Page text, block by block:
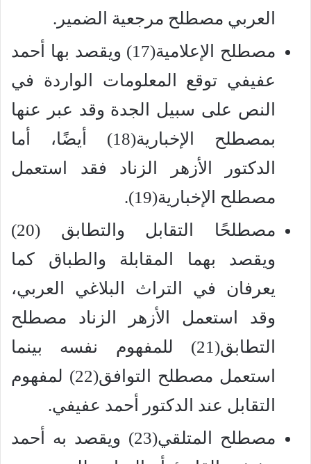
العربي مصطلح مرجعية الضمير.
مصطلح الإعلامية(17) ويقصد بها أحمد
عفيفي توقع المعلومات الواردة في
النص على سبيل الجدة وقد عبر عنها
بمصطلح الإخبارية(18) أيضًا، أما
الدكتور الأزهر الزناد فقد استعمل
مصطلح الإخبارية(19).
مصطلحًا التقابل والتطابق (20)
ويقصد بهما المقابلة والطباق كما
يعرفان في التراث البلاغي العربي،
وقد استعمل الأزهر الزناد مصطلح
التطابق(21) للمفهوم نفسه بينما
استعمل مصطلح التوافق(22) لمفهوم
التقابل عند الدكتور أحمد عفيفي.
مصطلح المتلقي(23) ويقصد به أحمد